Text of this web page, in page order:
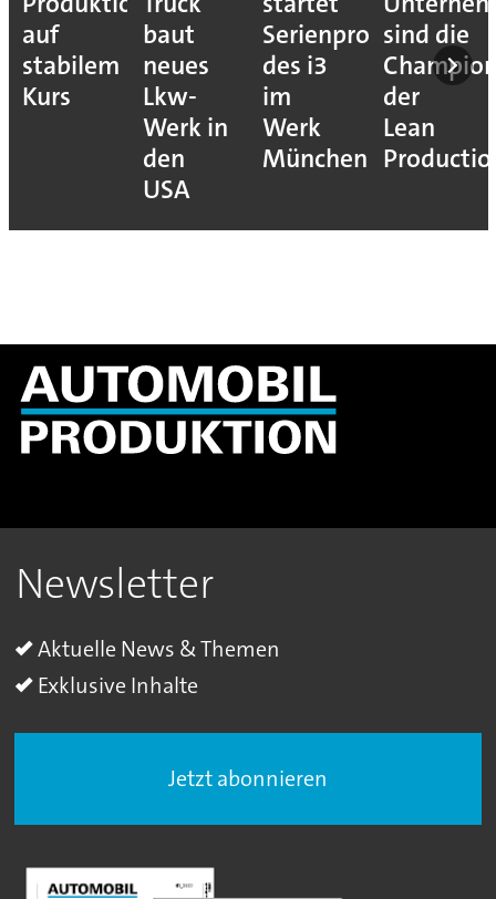
auf
stabilem
Kurs
baut
neues
Lkw-
Werk in
den
USA
Serienproduktion
des i3
im
Werk
München
sind die
der
Lean
Newsletter
Aktuelle News & Themen
Exklusive Inhalte
Jetzt abonnieren